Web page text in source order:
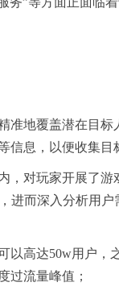
准地覆盖潜在目
息，以便收集目
，对玩家开展了游
进而深入分析用
以高达50w用户，
过流量峰值；